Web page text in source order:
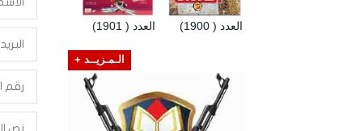
العدد ( 1901) العدد ( 1900)
الـمـزيــد +